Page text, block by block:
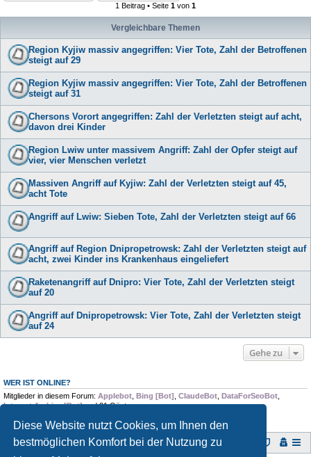
Diese Website nutzt Cookies, um Ihnen den
bestmöglichen Komfort bei der Nutzung zu
1 Beitrag • Seite 1 von 1
Vergleichbare Themen
Region Kyjiw massiv angegriffen: Vier Tote, Zahl der Betroffenen
steigt auf 29
Region Kyjiw massiv angegriffen: Vier Tote, Zahl der Betroffenen
steigt auf 31
Chersons Vorort angegriffen: Zahl der Verletzten steigt auf acht,
davon drei Kinder
Region Lwiw unter massivem Angriff: Zahl der Opfer steigt auf
vier, vier Menschen verletzt
Massiven Angriff auf Kyjiw: Zahl der Verletzten steigt auf 45,
acht Tote
Angriff auf Lwiw: Sieben Tote, Zahl der Verletzten steigt auf 66
Angriff auf Region Dnipropetrowsk: Zahl der Verletzten steigt auf
acht, zwei Kinder ins Krankenhaus eingeliefert
Raketenangriff auf Dnipro: Vier Tote, Zahl der Verletzten steigt
auf 20
Angriff auf Dnipropetrowsk: Vier Tote, Zahl der Verletzten steigt
auf 24
Gehe zu
WER IST ONLINE?
Mitglieder in diesem Forum: Applebot Bing [Bot] ClaudeBot DataForSeoBot
Internet Archive [Bot]und 21 Gäste
Foren-Übersicht